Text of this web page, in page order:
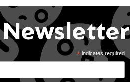
*indicates required